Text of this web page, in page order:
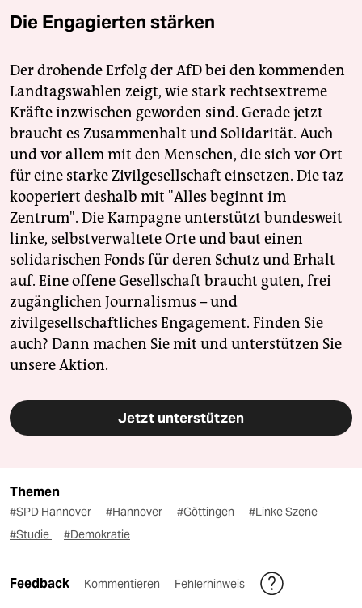
Die Engagierten stärken
Der drohende Erfolg der AfD bei den kommenden
Landtagswahlen zeigt, wie stark rechtsextreme
Kräfte inzwischen geworden sind. Gerade jetzt
braucht es Zusammenhalt und Solidarität. Auch
und vor allem mit den Menschen, die sich vor Ort
für eine starke Zivilgesellschaft einsetzen. Die taz
kooperiert deshalb mit "Alles beginnt im
Zentrum". Die Kampagne unterstützt bundesweit
linke, selbstverwaltete Orte und baut einen
solidarischen Fonds für deren Schutz und Erhalt
auf. Eine offene Gesellschaft braucht guten, frei
zugänglichen Journalismus – und
zivilgesellschaftliches Engagement. Finden Sie
auch? Dann machen Sie mit und unterstützen Sie
unsere Aktion.
Jetzt unterstützen
Themen
#SPD Hannover #Hannover #Göttingen
#Linke Szene
#Studie
#Demokratie
Feedback Kommentieren Fehlerhinweis